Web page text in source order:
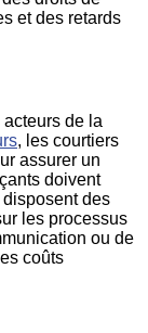
et des retards
de la
, les courtiers
assurer un
doivent
des
les processus
ou de
coûts